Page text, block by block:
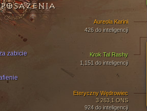
Krok Tal Rashy
1,151 do inteligencji
Eteryczny Wędrowiec
3 263,1 ONS
924 do inteligencji
Aureola Karini
426 do inteligencji
zabicie